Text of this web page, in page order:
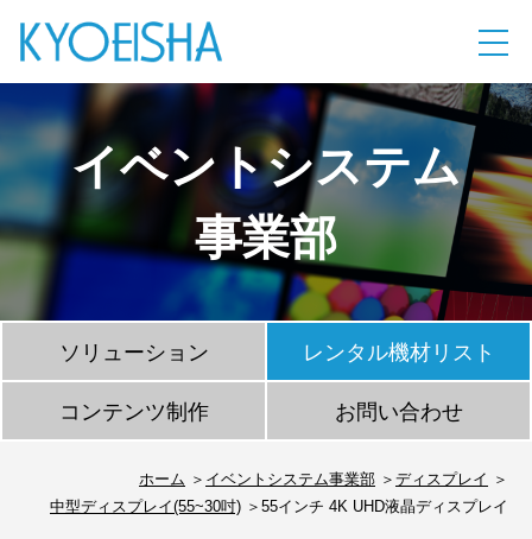
イベントシステム
事業部
ソリューション レンタル機材リスト
コンテンツ制作 お問い合わせ
ホーム イベントシステム事業部
ディスプレイ
中型ディスプレイ(55~30吋)
55インチ 4K UHD液晶ディスプレイ